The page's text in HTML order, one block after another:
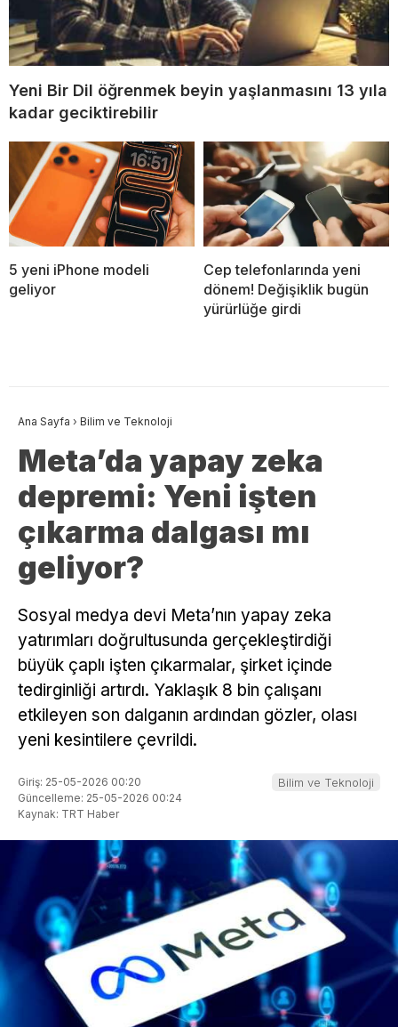
Yeni Bir Dil öğrenmek beyin yaşlanmasını 13 yıla
kadar geciktirebilir
5 yeni iPhone modeli
geliyor
Cep telefonlarında yeni
dönem! Değişiklik bugün
yürürlüğe girdi
Ana Sayfa › Bilim ve Teknoloji
Meta’da yapay zeka
depremi: Yeni işten
çıkarma dalgası mı
geliyor?
Sosyal medya devi Meta’nın yapay zeka
yatırımları doğrultusunda gerçekleştirdiği
büyük çaplı işten çıkarmalar, şirket içinde
tedirginliği artırdı. Yaklaşık 8 bin çalışanı
etkileyen son dalganın ardından gözler, olası
yeni kesintilere çevrildi.
Giriş: 25-05-2026 00:20
Güncelleme: 25-05-2026 00:24
Kaynak: TRT Haber
Bilim ve Teknoloji